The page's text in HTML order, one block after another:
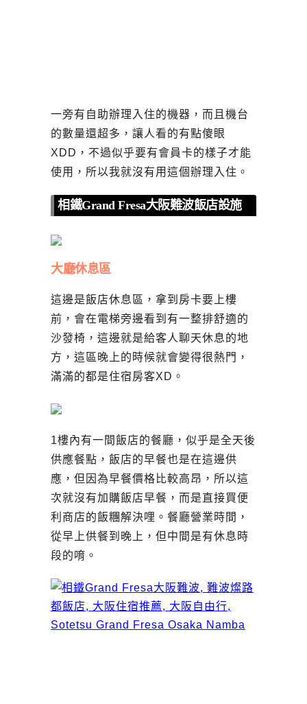
一旁有自助辦理入住的機器，而且機台
的數量還超多，讓人看的有點傻眼
XDD，不過似乎要有會員卡的樣子才能
使用，所以我就沒有用這個辦理入住。
相鐵Grand Fresa大阪難波飯店設施
大廳休息區
這邊是飯店休息區，拿到房卡要上樓
前，會在電梯旁邊看到有一整排舒適的
沙發椅，這邊就是給客人聊天休息的地
方，這區晚上的時候就會變得很熱門，
滿滿的都是住宿房客XD。
1樓內有一間飯店的餐廳，似乎是全天後
供應餐點，飯店的早餐也是在這邊供
應，但因為早餐價格比較高昂，所以這
次就沒有加購飯店早餐，而是直接買便
利商店的飯糰解決哩。餐廳營業時間，
從早上供餐到晚上，但中間是有休息時
段的唷。